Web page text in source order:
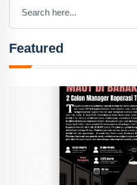
Featured